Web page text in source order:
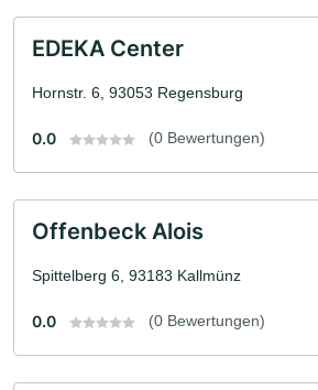
EDEKA Center
Hornstr. 6, 93053 Regensburg
0.0 (0 Bewertungen)
Offenbeck Alois
Spittelberg 6, 93183 Kallmünz
0.0 (0 Bewertungen)